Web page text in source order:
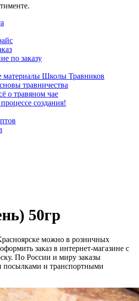
по заказу
материалы Школы Травников
травничества
о травяном чае
создания!
50гр
можно в розничных
заказ в интернет-магазине с
По России и миру заказы
посылками и транспортными